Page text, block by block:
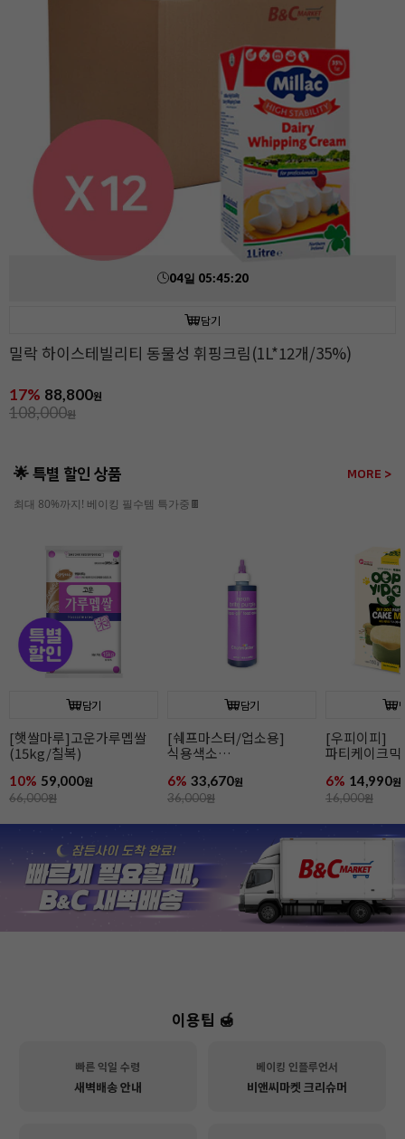
04일 05:45:18
담기
밀락 하이스테빌리티 동물성 휘핑크림(1L*12개/35%)
17% 88,800원
108,000원
🌟 특별 할인 상품 MORE >
최대 80%까지! 베이킹 필수템 특가중🍫
담기
[우피이피]
파티케이크믹스(바나나)
6% 14,990원
16,000원
담기
파티케이크믹스(북어/
고구마)
6% 14,990원
16,000원
[햇쌀마루]고
(15kg/칠복)
10% 59,000
66,000원
이용팁 🍯
빠른 익일 수령
새벽배송 안내
베이킹 인플루언서
비앤씨마켓 크리슈머